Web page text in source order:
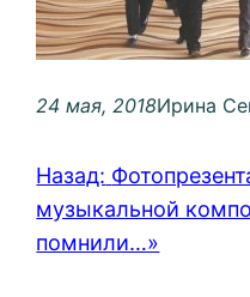
24 мая, 2018Ирина
Назад:
музыкальной
помнили…»